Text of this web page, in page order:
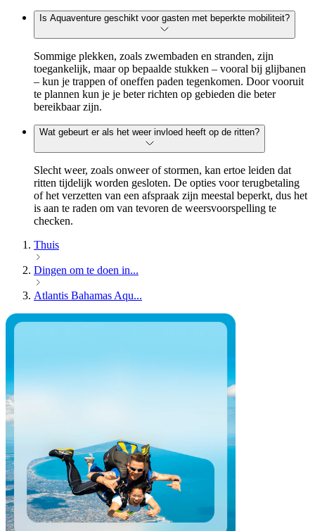
Is Aquaventure geschikt voor gasten met beperkte mobiliteit?
Sommige plekken, zoals zwembaden en stranden, zijn
toegankelijk, maar op bepaalde stukken – vooral bij glijbanen
– kun je trappen of oneffen paden tegenkomen. Door vooruit
te plannen kun je je beter richten op gebieden die beter
bereikbaar zijn.
Wat gebeurt er als het weer invloed heeft op de ritten?
Slecht weer, zoals onweer of stormen, kan ertoe leiden dat
ritten tijdelijk worden gesloten. De opties voor terugbetaling
of het verzetten van een afspraak zijn meestal beperkt, dus het
is aan te raden om van tevoren de weersvoorspelling te
checken.
Thuis
Dingen om te doen in...
Atlantis Bahamas Aqu...